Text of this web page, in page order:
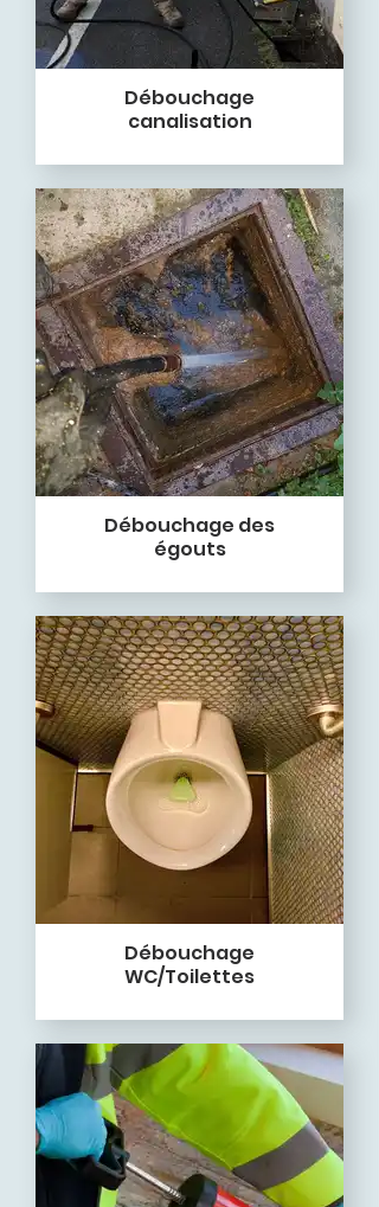
Débouchage
canalisation
Débouchage des
égouts
Débouchage
WC/Toilettes